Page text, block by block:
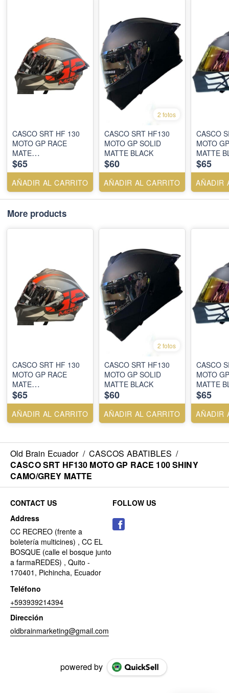
CASCO SRT HF 130
MOTO GP RACE
MATE
BLACK/ORANGE
MATE BLACK
$65
AÑADIR AL CARRITO
2 fotos
CASCO SRT HF130
MOTO GP SOLID
MATTE BLACK
$60
AÑADIR AL CARRITO
CASCO
MOTO
MATTE
$65
AÑADIR
More products
CASCO SRT HF 130
MOTO GP RACE
MATE
BLACK/ORANGE
MATE BLACK
$65
AÑADIR AL CARRITO
2 fotos
CASCO SRT HF130
MOTO GP SOLID
MATTE BLACK
$60
AÑADIR AL CARRITO
CASCO
MOTO
MATTE
$65
AÑADIR
Old Brain Ecuador / CASCOS ABATIBLES /
CASCO SRT HF130 MOTO GP RACE 100 SHINY
CAMO/GREY MATTE
CONTACT US
Address
CC RECREO (frente a
boletería multicines) , CC EL
BOSQUE (calle el bosque junto
a farmaREDES) , Quito -
170401, Pichincha, Ecuador
Teléfono
+593939214394
Dirección
oldbrainmarketing@gmail.com
FOLLOW US
powered by